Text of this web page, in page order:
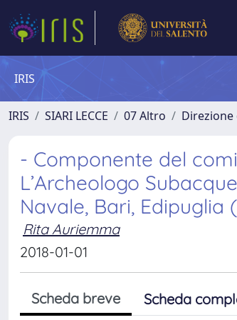
IRIS
IRIS SIARI LECCE 07 Altro Direzione
- Componente del
L’Archeologo
Navale, Bari, Edipuglia
Rita Auriemma
2018-01-01
Scheda breve Scheda